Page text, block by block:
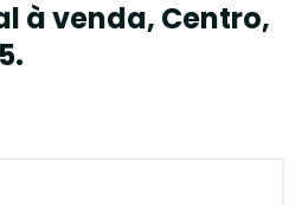
à venda, Centro,